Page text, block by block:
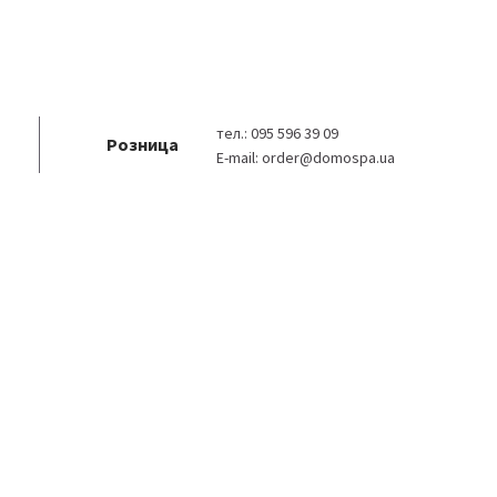
Розница
тел.: 095 596 39 09
E-mail: order@domospa.ua